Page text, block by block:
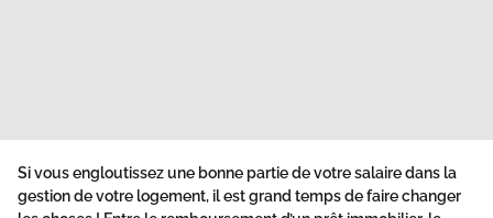
Si vous engloutissez une bonne partie de votre salaire dans la
gestion de votre logement, il est grand temps de faire changer